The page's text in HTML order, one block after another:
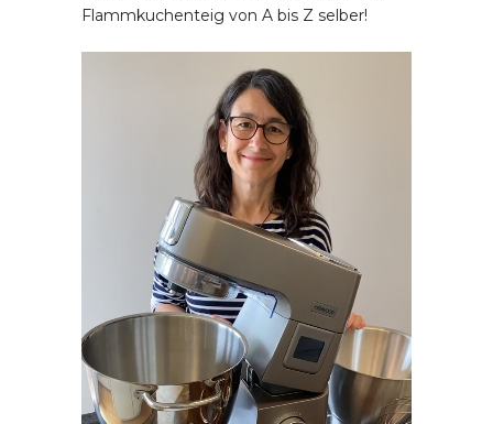
Flammkuchenteig von A bis Z selber!